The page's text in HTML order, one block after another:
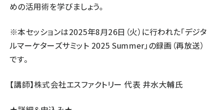
めの活用術を学びましょう。
※本セッションは2025年8月26日（火）に行われた「デジタ
ルマーケターズサミット 2025 Summer」の録画（再放送）
です。
【講師】株式会社エスファクトリー 代表 井水大輔氏